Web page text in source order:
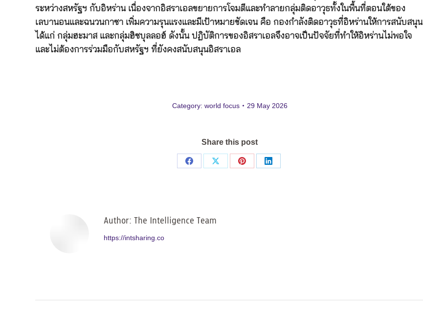
ระหว่างสหรัฐฯ กับอิหร่าน เนื่องจากอิสราเอลขยายการโจมตีและทำลายกลุ่มติดอาวุธทั้งในพื้นที่ตอนใต้ของ
เลบานอนและฉนวนกาซา เพิ่มความรุนแรงและมีเป้าหมายชัดเจน คือ กองกำลังติดอาวุธที่อิหร่านให้การสนับสนุน
ได้แก่ กลุ่มฮะมาส และกลุ่มฮิซบุลลอฮ์ ดังนั้น ปฏิบัติการของอิสราเอลจึงอาจเป็นปัจจัยที่ทำให้อิหร่านไม่พอใจ
และไม่ต้องการร่วมมือกับสหรัฐฯ ที่ยังคงสนับสนุนอิสราเอล
Category: world focus 29 May 2026
Share this post
Share
Share
Share
Share
Author: The Intelligence Team
https://intsharing.co